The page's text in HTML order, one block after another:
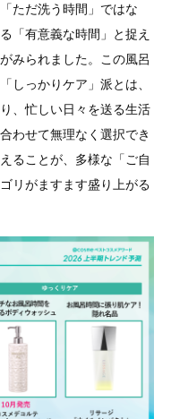
ただ洗う時間」ではな
「有意義な時間」と捉え
みられました。この風呂
しっかりケア」派とは、
、忙しい日々を送る生活
わせて無理なく選択でき
ることが、多様な「ご自
リがますます盛り上がる